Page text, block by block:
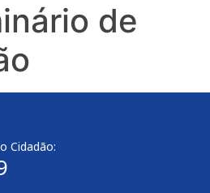
de
Cidadão: